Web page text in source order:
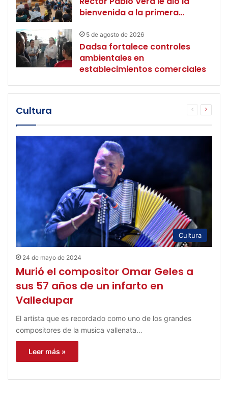
bienvenida a la primera…
5 de agosto de 2026
Dadsa fortalece controles
ambientales en
establecimientos comerciales
Cultura
Página
Cultura
24 de mayo de 2024
Murió el compositor Omar Geles a
sus 57 años de un infarto en
Valledupar
El artista que es recordado como uno de los grandes
compositores de la musica vallenata…
Leer más »